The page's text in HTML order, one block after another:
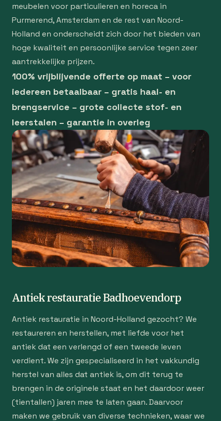
meubelen voor particulieren en horeca in
Purmerend, Amsterdam en de rest van Noord-
Holland en onderscheidt zich door het bieden van
hoge kwaliteit en persoonlijke service tegen zeer
aantrekkelijke prijzen.
100% vrijblijvende offerte op maat – voor
iedereen betaalbaar – gratis haal- en
brengservice – grote collecte stof- en
leerstalen – garantie in overleg
Antiek restauratie Badhoevendorp
Antiek restauratie in Noord-Holland gezocht? We
restaureren en herstellen, met liefde voor het
antiek dat een verlengd of een tweede leven
verdient. We zijn gespecialiseerd in het vakkundig
herstel van alles dat antiek is, om dit terug te
brengen in de originele staat en het daardoor weer
(tientallen) jaren mee te laten gaan. Daarvoor
maken we gebruik van diverse technieken, waar we